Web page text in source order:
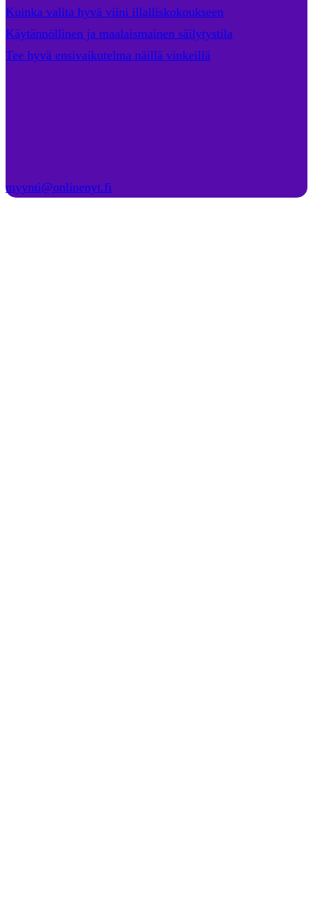
Kuinka valita hyvä viini illalliskokoukseen
Käytännöllinen ja maalaismainen säilytystila
Tee hyvä ensivaikutelma näillä vinkeillä
myynti@onlinenyt.fi